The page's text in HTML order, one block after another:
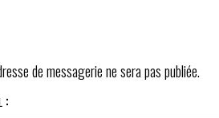
de messagerie ne sera pas publiée.
: